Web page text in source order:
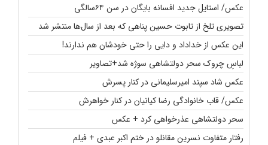
عکس/ استایل جدید افسانه بایگان در سن ۶۴سالگی
تصویری تلخ از تابوت حسین پناهی که بعد از سال‌ها منتشر شد
این عکس از خداداد و دایی را حتی خودشان هم ندارند!
لباسِ چروک سحر دولتشاهی سوژه شد+تصاویر
عکس شاد سپند امیرسلیمانی در کنار پسرش
عکس/ قاب خانوادگی رضا کیانیان در کنار خواهرش
سحر دولتشاهی عذرخواهی کرد + عکس
رفتار متفاوت نسرین مقانلو در ختم اکبر عبدی + فیلم